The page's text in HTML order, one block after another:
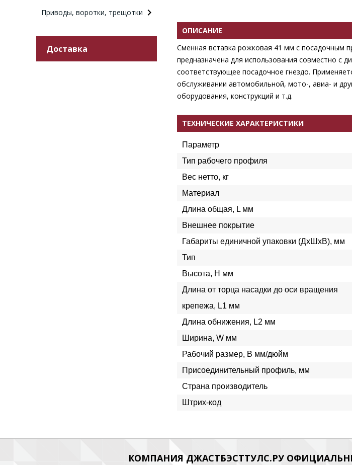
Приводы, воротки, трещотки
Доставка
ОПИСАНИЕ
Сменная вставка рожковая 41 мм с посадочным
предназначена для использования совместно
соответствующее посадочное гнездо.
обслуживании автомобильной, мото-, авиа- и
оборудования, конструкций и т.д.
ТЕХНИЧЕСКИЕ ХАРАКТЕРИСТИКИ
Параметр
Тип рабочего профиля
Вес нетто, кг
Материал
Длина общая, L мм
Внешнее покрытие
Габариты единичной упаковки (ДхШхВ), мм
Тип
Высота, H мм
Длина от торца насадки до оси вращения
крепежа, L1 мм
Длина обнижения, L2 мм
Ширина, W мм
Рабочий размер, В мм/дюйм
Присоединительный профиль, мм
Страна производитель
Штрих-код
КОМПАНИЯ ДЖАСТБЭСТТУЛС.РУ